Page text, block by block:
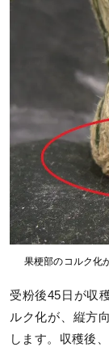
果梗部のコルク化
受粉後45日が収
ルク化が、縦方
します。収穫後